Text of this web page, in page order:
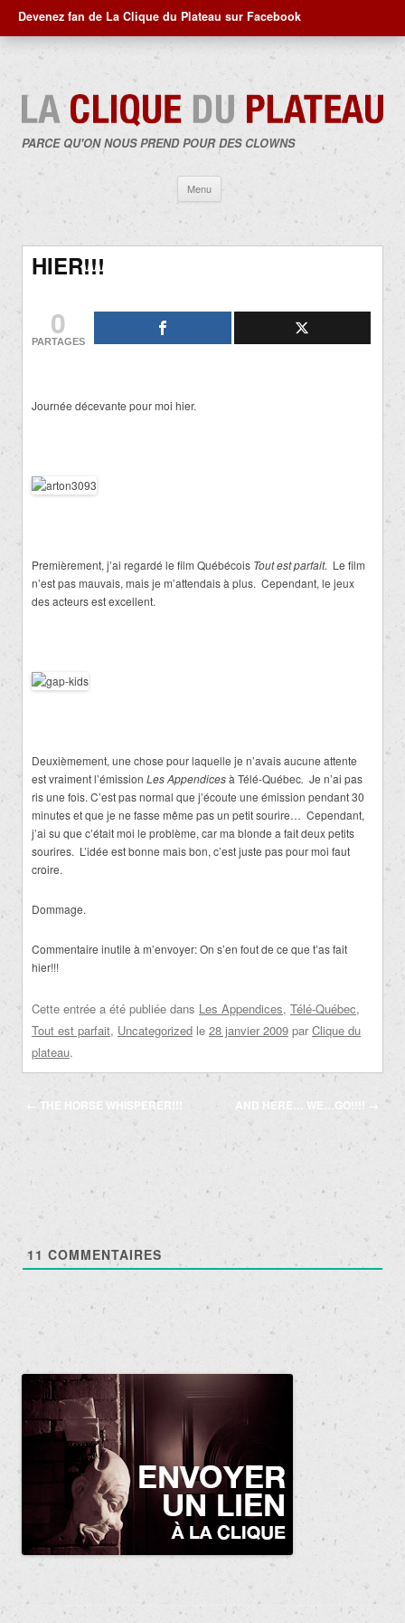
Devenez fan de La Clique du Plateau sur Facebook
PARCE QU'ON NOUS PREND POUR DES CLOWNS
Menu
contenu
HIER!!!
0
PARTAGES
Journée décevante pour moi hier.
Premièrement, j’ai regardé le film Québécois Tout est parfait. Le film
n’est pas mauvais, mais je m’attendais à plus. Cependant, le jeux
des acteurs est excellent.
Deuxièmement, une chose pour laquelle je n’avais aucune attente
est vraiment l’émission Les Appendicesà Télé-Québec. Je n’ai pas
ris une fois. C’est pas normal que j’écoute une émission pendant 30
minutes et que je ne fasse même pas un petit sourire… Cependant,
j’ai su que c’était moi le problème, car ma blonde a fait deux petits
sourires. L’idée est bonne mais bon, c’est juste pas pour moi faut
croire.
Dommage.
Commentaire inutile à m’envoyer: On s’en fout de ce que t’as fait
hier!!!
Cette entrée a été publiée dans Les Appendices, Télé-Québec,
Tout est parfait, Uncategorized le 28 janvier 2009 par Clique du
plateau.
Navigation
articles
← THE HORSE WHISPERER!!! AND HERE… WE…GO!!!!
11 COMMENTAIRES